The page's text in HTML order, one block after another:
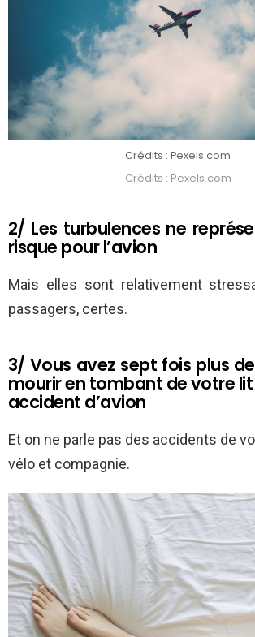
Crédits : Pexels.com
Crédits : Pexels.com
2/ Les turbulences ne
risque pour l’avion
Mais elles sont relativement
passagers, certes.
3/ Vous avez sept fois plus
mourir en tombant de votre
accident d’avion
Et on ne parle pas des accidents de
vélo et compagnie.